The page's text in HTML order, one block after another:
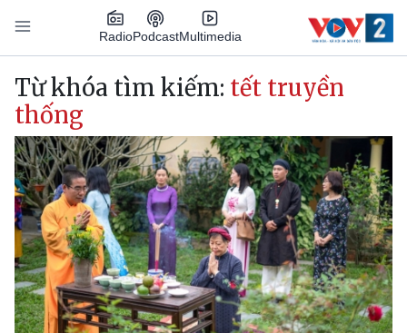
Nhảy đến nội dung
RadioPodcastMultimedia
Main navigation
Từ khóa tìm kiếm: tết truyền
thống